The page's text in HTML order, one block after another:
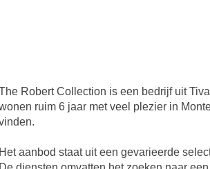
Robert Collection is een bedrijf uit
ruim 6 jaar met veel plezier in
Het aanbod staat uit een gevarieerde